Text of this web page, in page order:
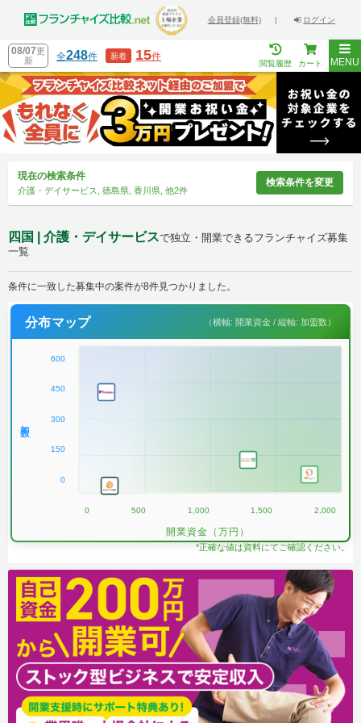
会員登録(無料) | ログイン
08/07更
新
全248件 新着 15件
閲覧履歴 カート MENU
現在の検索条件
介護・デイサービス, 徳島県, 香川県, 他2件
検索条件を変更
四国 | 介護・デイサービスで独立・開業できるフランチャイズ募集
一覧
条件に一致した募集中の案件が8件見つかりました。
分布マップ （横軸: 開業資金 / 縦軸: 加盟数）
600
450
300
150
0
0 500 1,000 1,500 2,000
開業資金（万円）
*正確な値は資料にてご確認ください。